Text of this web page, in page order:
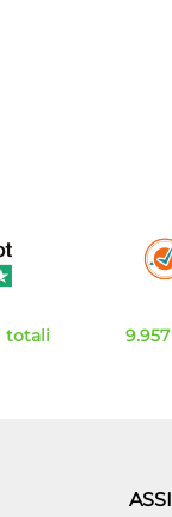
totali